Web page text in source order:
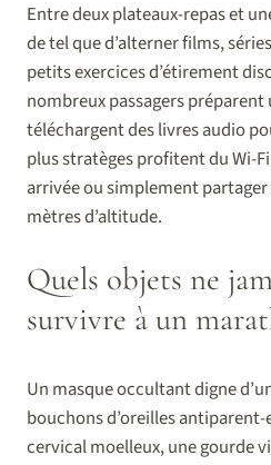
Entre deux plateaux-repas et
de tel que d’alterner films,
petits exercices d’étirement
nombreux passagers
téléchargent des livres audio
plus stratèges profitent du Wi-
arrivée ou simplement partager
mètres d’altitude.
Quels objets ne
survivre à un
Un masque occultant digne
bouchons d’oreilles
cervical moelleux, une gourde